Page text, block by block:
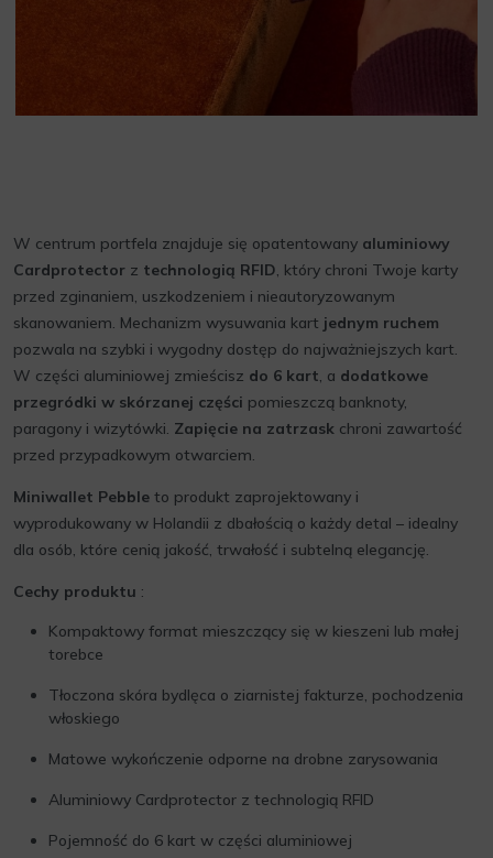
W centrum portfela znajduje się opatentowany aluminiowy
Cardprotector z technologią RFID, który chroni Twoje karty
przed zginaniem, uszkodzeniem i nieautoryzowanym
skanowaniem. Mechanizm wysuwania kart jednym ruchem
pozwala na szybki i wygodny dostęp do najważniejszych kart.
W części aluminiowej zmieścisz do 6 kart, a dodatkowe
przegródki w skórzanej części pomieszczą banknoty,
paragony i wizytówki. Zapięcie na zatrzask chroni zawartość
przed przypadkowym otwarciem.
Miniwallet Pebble to produkt zaprojektowany i
wyprodukowany w Holandii z dbałością o każdy detal – idealny
dla osób, które cenią jakość, trwałość i subtelną elegancję.
Cechy produktu :
Kompaktowy format mieszczący się w kieszeni lub małej
torebce
Tłoczona skóra bydlęca o ziarnistej fakturze, pochodzenia
włoskiego
Matowe wykończenie odporne na drobne zarysowania
Aluminiowy Cardprotector z technologią RFID
Pojemność do 6 kart w części aluminiowej